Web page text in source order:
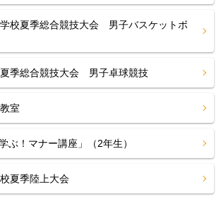
校夏季総合競技大会 男子バスケットボ
季総合競技大会 男子卓球競技
室
ぶ！マナー講座」（2年生）
夏季陸上大会